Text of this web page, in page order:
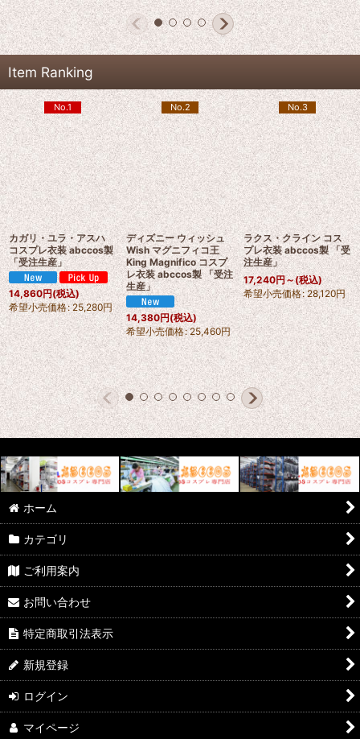
Item Ranking
No.1
カガリ・ユラ・アスハ
コスプレ衣装 abccos製
「受注生産」
14,860円(税込)
希望小売価格: 25,280円
No.2
ディズニー ウィッシュ
Wish マグニフィコ王
King Magnifico コスプ
レ衣装 abccos製 「受注
生産」
14,380円(税込)
希望小売価格: 25,460円
No.3
ラクス・クライン コス
プレ衣装 abccos製 「受
注生産」
17,240円～(税込)
希望小売価格: 28,120円
ホーム
カテゴリ
ご利用案内
お問い合わせ
特定商取引法表示
新規登録
ログイン
マイページ